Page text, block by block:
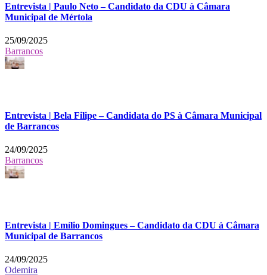
Entrevista | Paulo Neto – Candidato da CDU à Câmara
Municipal de Mértola
25/09/2025
Barrancos
Entrevista | Bela Filipe – Candidata do PS à Câmara Municipal
de Barrancos
24/09/2025
Barrancos
Entrevista | Emílio Domingues – Candidato da CDU à Câmara
Municipal de Barrancos
24/09/2025
Odemira